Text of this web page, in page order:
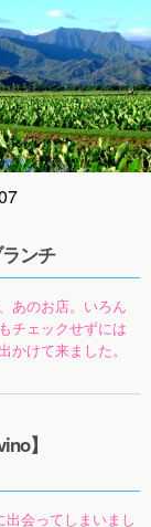
ンチ
あのお店。いろん
チェックせずには
けて来ました。
】
会ってしまいまし